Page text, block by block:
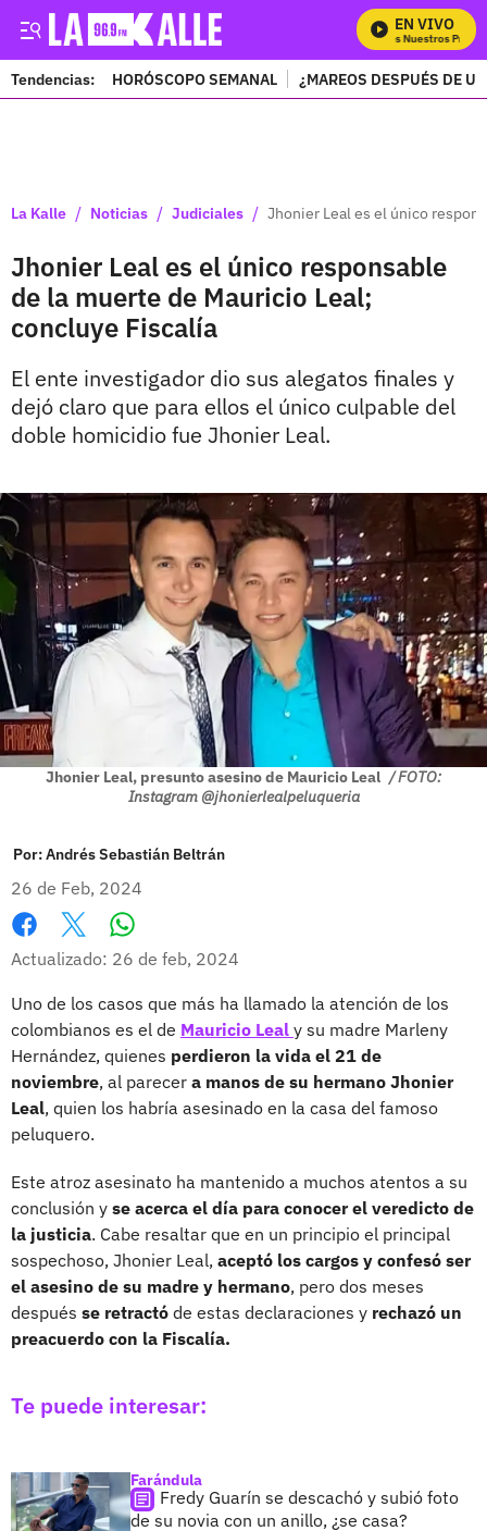
EN VIVO
Mira Todos Nuestros
Tendencias: HORÓSCOPO SEMANAL ¿MAREOS DESPUÉS DE
La Kalle / Noticias / Judiciales / Jhonier Leal es el único
Jhonier Leal es el único responsable
de la muerte de Mauricio Leal;
concluye Fiscalía
El ente investigador dio sus alegatos finales y
dejó claro que para ellos el único culpable del
doble homicidio fue Jhonier Leal.
Jhonier Leal, presunto asesino de Mauricio Leal / FOTO:
Instagram @jhonierlealpeluqueria
Por:Andrés Sebastián Beltrán
26 de Feb, 2024
Facebook
X
Actualizado: 26 de feb, 2024
Uno de los casos que más ha llamado la atención de los
colombianos es el de Mauricio Leal y su madre Marleny
Hernández, quienes perdieron la vida el 21 de
noviembre, al parecer a manos de su hermano Jhonier
Leal, quien los habría asesinado en la casa del famoso
peluquero.
Este atroz asesinato ha mantenido a muchos atentos a su
conclusión y se acerca el día para conocer el veredicto de
la justicia. Cabe resaltar que en un principio el principal
sospechoso, Jhonier Leal, aceptó los cargos y confesó ser
el asesino de su madre y hermano, pero dos meses
después se retractó de estas declaraciones y rechazó un
preacuerdo con la Fiscalía.
Te puede interesar:
Farándula
Fredy Guarín se descachó y subió foto
de su novia con un anillo, ¿se casa?